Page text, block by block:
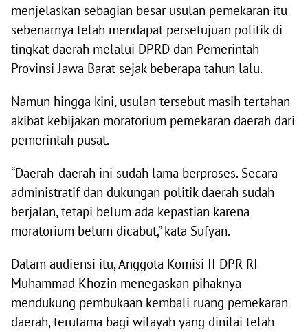
menjelaskan sebagian besar usulan pemekaran itu
sebenarnya telah mendapat persetujuan politik di
tingkat daerah melalui DPRD dan Pemerintah
Provinsi Jawa Barat sejak beberapa tahun lalu.
Namun hingga kini, usulan tersebut masih tertahan
akibat kebijakan moratorium pemekaran daerah dari
pemerintah pusat.
“Daerah-daerah ini sudah lama berproses. Secara
administratif dan dukungan politik daerah sudah
berjalan, tetapi belum ada kepastian karena
moratorium belum dicabut,” kata Sufyan.
Dalam audiensi itu, Anggota Komisi II DPR RI
Muhammad Khozin menegaskan pihaknya
mendukung pembukaan kembali ruang pemekaran
daerah, terutama bagi wilayah yang dinilai telah